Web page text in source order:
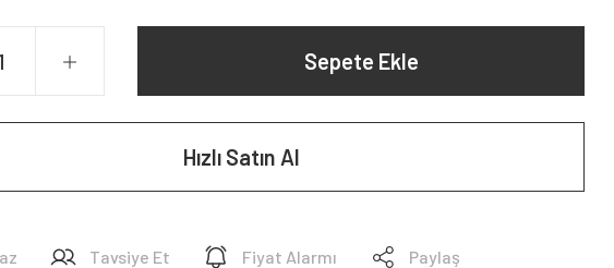
Sepete Ekle
Hızlı Satın Al
Tavsiye Et Fiyat Alarmı Paylaş